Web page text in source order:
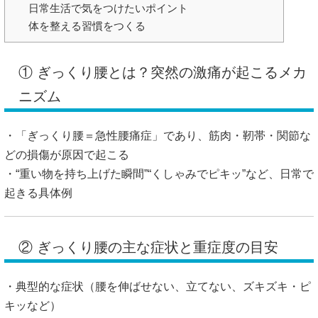
日常生活で気をつけたいポイント
体を整える習慣をつくる
① ぎっくり腰とは？突然の激痛が起こるメカ
ニズム
・「ぎっくり腰＝急性腰痛症」であり、筋肉・靭帯・関節な
どの損傷が原因で起こる
・“重い物を持ち上げた瞬間”“くしゃみでピキッ”など、日常で
起きる具体例
② ぎっくり腰の主な症状と重症度の目安
・典型的な症状（腰を伸ばせない、立てない、ズキズキ・ピ
キッなど）